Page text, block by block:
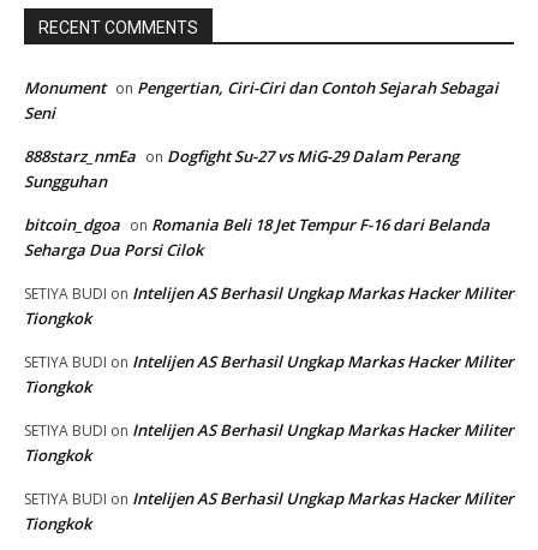
RECENT COMMENTS
Monument on Pengertian, Ciri-Ciri dan Contoh Sejarah Sebagai
Seni
888starz_nmEa on Dogfight Su-27 vs MiG-29 Dalam Perang
Sungguhan
bitcoin_dgoa on Romania Beli 18 Jet Tempur F-16 dari Belanda
Seharga Dua Porsi Cilok
SETIYA BUDI on Intelijen AS Berhasil Ungkap Markas Hacker Militer
Tiongkok
SETIYA BUDI on Intelijen AS Berhasil Ungkap Markas Hacker Militer
Tiongkok
SETIYA BUDI on Intelijen AS Berhasil Ungkap Markas Hacker Militer
Tiongkok
SETIYA BUDI on Intelijen AS Berhasil Ungkap Markas Hacker Militer
Tiongkok